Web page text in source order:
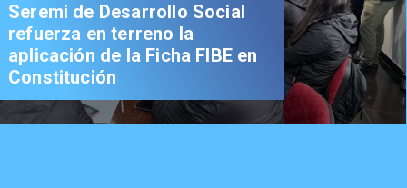
Seremi de Desarrollo Social
refuerza en terreno la
aplicación de la Ficha FIBE en
Constitución